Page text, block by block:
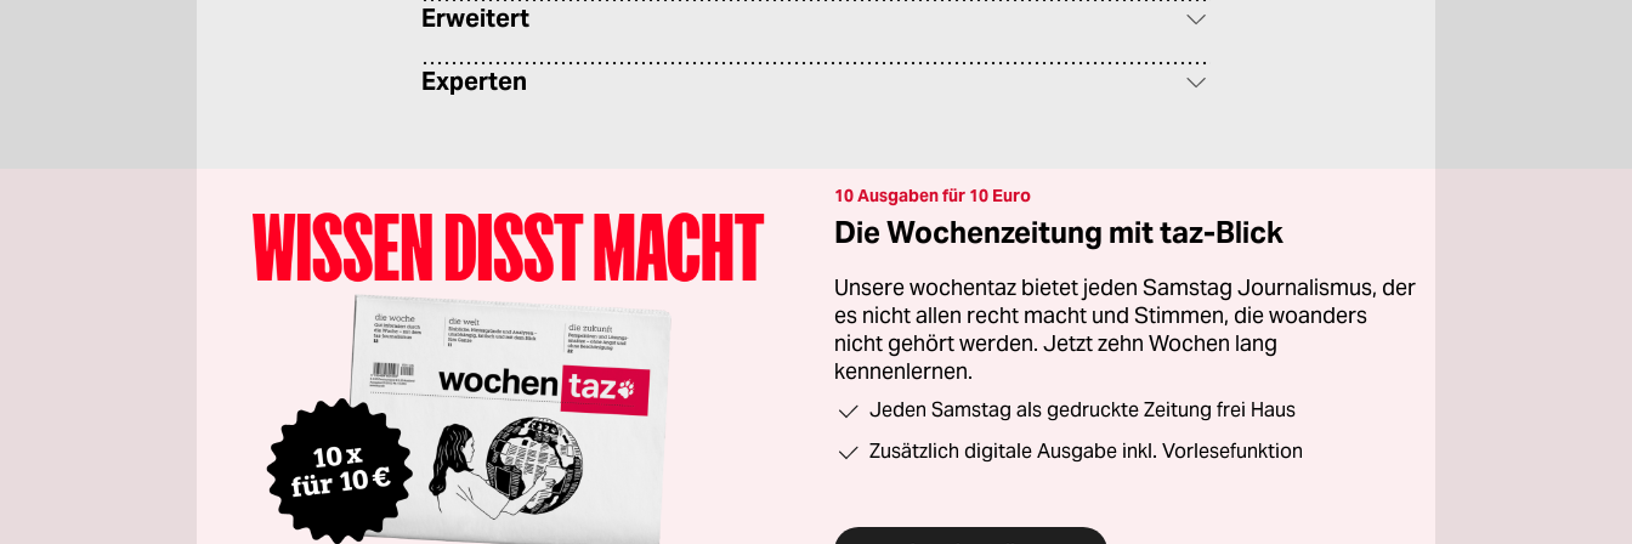
Erweitert
Experten
10 Ausgaben für 10 Euro
Die Wochenzeitung mit taz-Blick
Unsere wochentaz bietet jeden Samstag Journalismus, der
es nicht allen recht macht und Stimmen, die woanders
nicht gehört werden. Jetzt zehn Wochen lang
kennenlernen.
Jeden Samstag als gedruckte Zeitung frei Haus
Zusätzlich digitale Ausgabe inkl. Vorlesefunktion